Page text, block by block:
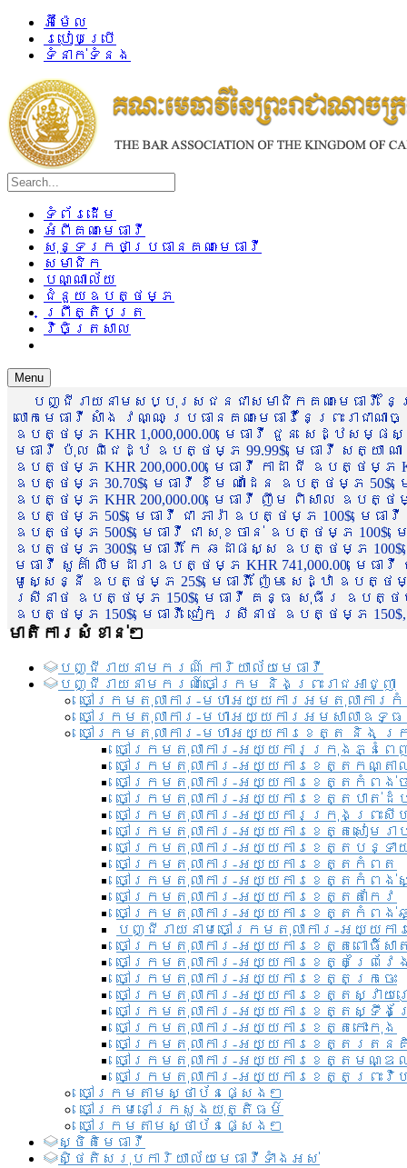
អ៊ីម៉ែល
របៀបប្រើ
ទំនាក់ទំនង
ទំព័រដើម
អំពីគណៈមេធាវី
សុន្ទរកថាប្រធានគណៈមេធាវី
សមាជិក
បណ្ណាល័យ
ជំនួយឧបត្ថម្ភ
ព្រឹត្តិបត្រ
វិចិត្រសាល
Menu
បញ្ជីរាយនាមសប្បុរសជនជាសមាជិកគណៈមេធាវី
លោកមេធាវី សាំង វណ្ណៈ ប្រធានគណៈមេធាវីនៃព្រះរា
ឧបត្ថម្ភ KHR 1,000,000.00, មេធាវី ជួន សេដ្ឋស
មេធាវី ប៉ុល ពិជេដ្ឋ ឧបត្ថម្ភ 99.99$, មេធាវី សត្យា ណ
ឧបត្ថម្ភ KHR 200,000.00, មេធាវី កាដា ជី ឧបត្ថម្ភ
ឧបត្ថម្ភ 30.70$, មេធាវី ខឹម ណាដែន ឧបត្ថម្ភ 50$,
ឧបត្ថម្ភ KHR 200,000.00, មេធាវី ញឹម ពិសាល ឧបត្ថ
ឧបត្ថម្ភ 50$, មេធាវី ជា ភារ៉ា ឧបត្ថម្ភ 100$, មេ
ឧបត្ថម្ភ 500$, មេធាវី ជា សុខចាន់ ឧបត្ថម្ភ
ឧបត្ថម្ភ 300$, មេធាវី កែ ឆដាផស្ស ឧបត្ថម្ភ
មេធាវី សួគ៌ា លឹមដារា ឧបត្ថម្ភ KHR 741,000.00, មេ
មូសេ្សន្នី ឧបត្ថម្ភ 25$, មេធាវី ញ៉ែម សេដ្ឋា ឧបត្ថ
ស្រីនាថ ឧបត្ថម្ភ 150$, មេធាវី គន្ធ សុធីរ ឧបត្ថម្ភ
ឧបត្ថម្ភ 150$, មេធាវី ជៀក ស្រីនាថ ឧបត្ថម្ភ 150$,
មាតិការសំខាន់ៗ
បញ្ជី​រាយ​នាមករណ៍ ការិយាល័យ​មេធាវី​
បញ្ជី​រាយ​នាមករណ៍​ចៅក្រម និងព្រះរាជអាជ្ញា
ចៅក្រមតុលាការ-មហាអយ្យការអមតុលាការ
ចៅក្រមតុលាការ-មហាអយ្យការអមសាលាឧទ្
ចៅក្រមតុលាការ-មហាអយ្យការខេត្ត និង ក្
ចៅក្រមតុលាការ-អយ្យការក្រុងភ្នំពេ
ចៅក្រមតុលាការ-អយ្យការខេត្តកណ្តា
ចៅក្រមតុលាការ-អយ្យការខេត្តកំពង់ច
ចៅក្រមតុលាការ-អយ្យការខេត្តបាត់ដំ
ចៅក្រមតុលាការ-អយ្យការ​ក្រុងព្រះសី
ចៅក្រមតុលាការ-អយ្យការខេត្តសៀមរា
ចៅក្រមតុលាការ-អយ្យការខេត្តបន្ទា
ចៅក្រមតុលាការ-អយ្យការខេត្តកំពត
ចៅក្រមតុលាការ-អយ្យការខេត្តកំពង់
ចៅក្រមតុលាការ-អយ្យការខេត្តតាកែវ
ចៅក្រមតុលាការ-អយ្យការខេត្តកំពង់
បញ្ជីរាយនាមចៅក្រមតុលាការ-អយ្យក
ចៅក្រមតុលាការ-អយ្យការខេត្តពោធិ៍សា
ចៅក្រមតុលាការ-អយ្យការខេត្តព្រៃវែ
ចៅក្រមតុលាការ-អយ្យការខេត្តក្រចេះ
ចៅក្រមតុលាការ-អយ្យការខេត្តស្វាយ
ចៅក្រមតុលាការ-អយ្យការខេត្តស្ទឹង
ចៅក្រមតុលាការ-អយ្យការខេត្តកោះកុង
ចៅក្រមតុលាការ-អយ្យការខេត្តរតន
ចៅក្រមតុលាការ-អយ្យការខេត្តមណ្
ចៅក្រមតុលាការ-អយ្យការខេត្តព្រះវិហ
ចៅក្រមតាមស្ថាប័នផ្សេងៗ
ចៅក្រមនៅក្រសួងយុត្តិធម៌
ចៅក្រមតាមស្ថាប័នផ្សេងៗ
ស្ថិតិមេធាវី
សិ្ថតិសរុបការិយាល័យមេធាវីទាំងអស់​